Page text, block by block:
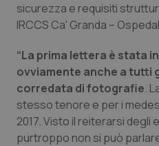
Toscana
Umbria
Valle D’Aosta
Veneto
Obesità
Oftalmologia
Oncodermatologia
Oncoematologia
sicurezza e requisiti
IRCCS Ca' Granda –
“La prima lettera è stata
ovviamente anche a tutti
corredata di fotografie.
stesso tenore e per i
2017. Visto il reiterarsi degli
purtroppo non si può